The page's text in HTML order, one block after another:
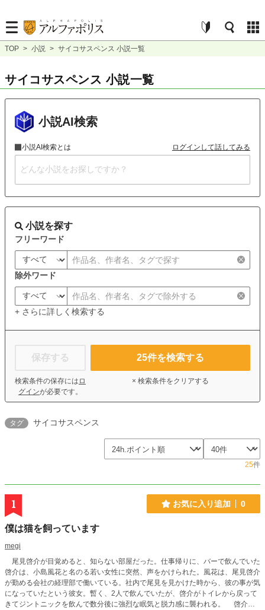
TOP > 小説 > サイコサスペンス 小説一覧
サイコサスペンス 小説一覧
小説AI検索
小説AI検索とは ログインして話してみる
小説を探す
フリーワード
除外ワード
+ さらに詳しく検索する
保存する
検索条件の保存には ロ
グインが必要です。
25件を検索する
× 検索条件をクリアする
タグ サイコサスペンス
25件
1 お気に入り追加 0
僕は猫を飼っています
megi
尾見啓介が目覚めると、知らない部屋だった。仕事帰りに、バーで飲んでいた
啓介は、小島風花と名のる若い女性に突然、声をかけられた。風花は、尾見啓介
が勤める会社の経理部で働いている。社内で尾見を見かけた時から、彼の事が気
になっていたという彼女。暫く、2人で飲んでいたが、啓介がトイレから戻って
きてジントニックを飲んで数分後に強烈な眠気と脱力感に襲われる。 啓介